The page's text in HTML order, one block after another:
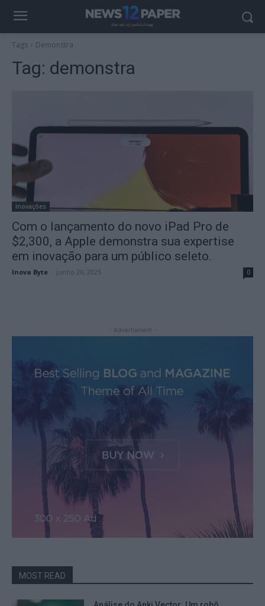
Tags Demonstra
Tag: demonstra
Inovações
Com o lançamento do novo iPad Pro de
$2,300, a Apple demonstra sua expertise
em inovação para um público seleto.
Inova Byte junho 26, 2025 0
- Advertisment -
MOST READ